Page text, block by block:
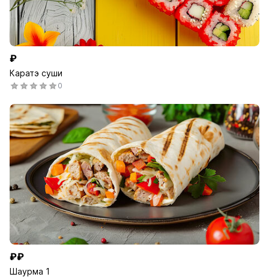
₽
Каратэ суши
0
₽₽
Шаурма 1